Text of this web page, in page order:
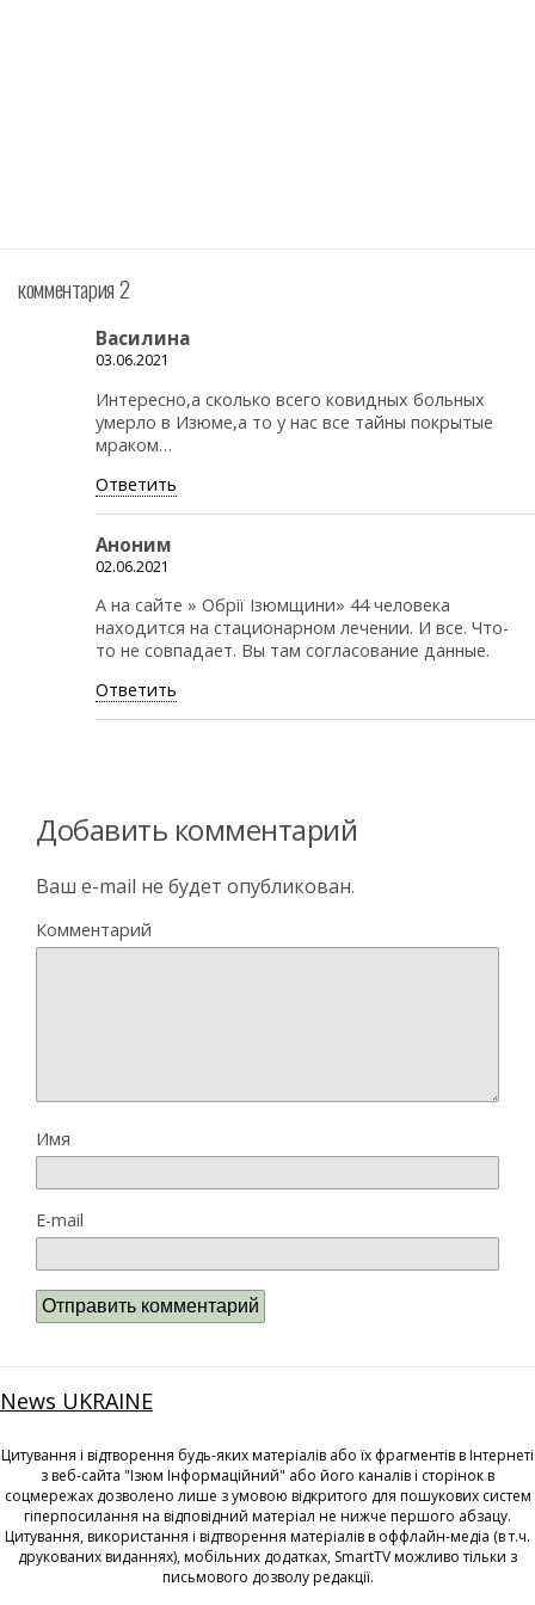
комментария 2
Василина
03.06.2021
Интересно,а сколько всего ковидных больных
умерло в Изюме,а то у нас все тайны покрытые
мраком…
Ответить
Аноним
02.06.2021
А на сайте » Обрії Ізюмщини» 44 человека
находится на стационарном лечении. И все. Что-
то не совпадает. Вы там согласование данные.
Ответить
Добавить комментарий
Ваш e-mail не будет опубликован.
Комментарий
Имя
E-mail
News UKRAINE
Цитування і відтворення будь-яких матеріалів або їх фрагментів в Інтернеті
з веб-сайта "Ізюм Інформаційний" або його каналів і сторінок в
соцмережах дозволено лише з умовою відкритого для пошукових систем
гіперпосилання на відповідний матеріал не нижче першого абзацу.
Цитування, використання і відтворення матеріалів в оффлайн-медіа (в т.ч.
друкованих виданнях), мобільних додатках, SmartTV можливо тільки з
письмового дозволу редакції.